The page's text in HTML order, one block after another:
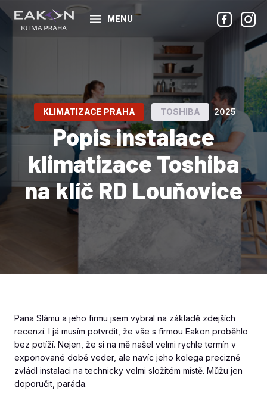
MENU
KLIMATIZACE PRAHA TOSHIBA 2025
Popis instalace
klimatizace Toshiba
na klíč RD Louňovice
Pana Slámu a jeho firmu jsem vybral na základě zdejších
recenzí. I já musím potvrdit, že vše s firmou Eakon proběhlo
bez potíží. Nejen, že si na mě našel velmi rychle termín v
exponované době veder, ale navíc jeho kolega precizně
zvládl instalaci na technicky velmi složitém místě. Můžu jen
doporučit, paráda.